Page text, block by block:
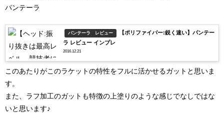
パンテーラ
パンテーラ レビュー
【ポリファイバー:鋭く速い】パンテー
ラ レビュー インプレ
2016.12.21
このあたりがこのラケットの特性をフルに活かせるガットと思いま
す。
また、ラフ加工のガットも特徴の上塗りのような感じでなしではな
いと思います♪